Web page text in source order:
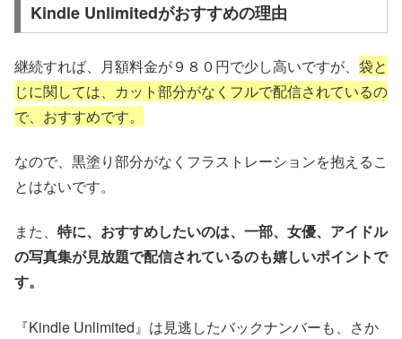
Kindle Unlimitedがおすすめの理由
継続すれば、月額料金が９８０円で少し高いですが、 袋と
じに関しては、カット部分がなくフルで配信されているの
で、おすすめです。
なので、黒塗り部分がなくフラストレーションを抱えるこ
とはないです。
また、 特に、おすすめしたいのは、一部、女優、アイドル
の写真集が見放題で配信されているのも嬉しいポイントで
す。
『Kindle Unlimited』は見逃したバックナンバーも、さか